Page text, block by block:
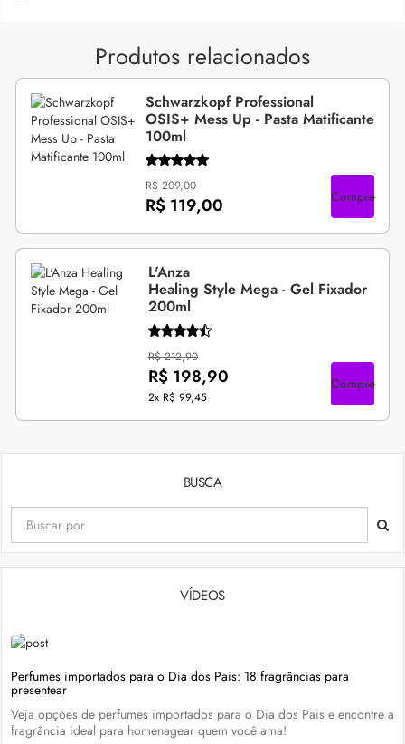
Produtos relacionados
Schwarzkopf Professional
OSIS+ Mess Up - Pasta Matificante
100ml
R$ 209,00
R$ 119,00 Compre
L'Anza
Healing Style Mega - Gel Fixador
200ml
R$ 212,90
R$ 198,90
2x R$ 99,45
Compre
BUSCA
VÍDEOS
Perfumes importados para o Dia dos Pais: 18 fragrâncias para
presentear
Veja opções de perfumes importados para o Dia dos Pais e encontre a
fragrância ideal para homenagear quem você ama!